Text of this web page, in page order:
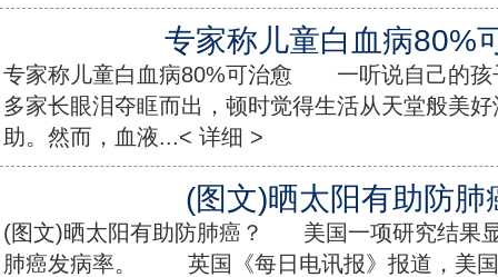
专家称儿童白血病80%
专家称儿童白血病80%可治愈 一听说自己的孩
多家长眼泪夺眶而出，顿时觉得生活从天堂般美
助。然而，血液...< 详细 >
(图文)晒太阳有助防肺
(图文)晒太阳有助防肺癌？ 美国一项研究结果
肺癌发病率。 英国《每日电讯报》报道，美